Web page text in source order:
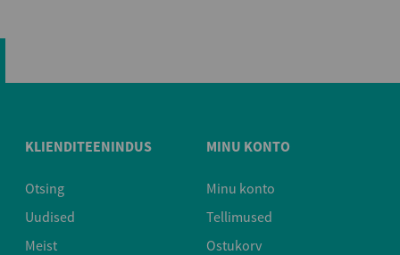
KLIENDITEENINDUS
Otsing
Uudised
Meist
MINU KONTO
Minu konto
Tellimused
Ostukorv